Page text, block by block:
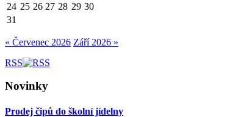
24 25 26 27 28 29 30
31
« Červenec 2026 Září 2026 »
RSS
Novinky
Prodej čipů do školní jídelny